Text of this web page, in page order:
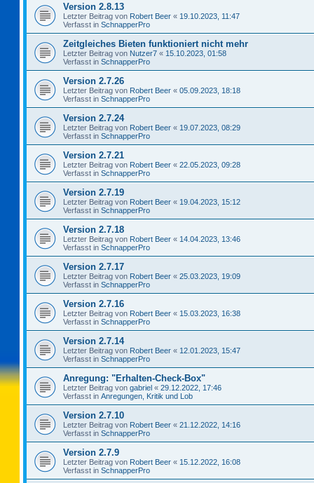
Version 2.8.13
Letzter Beitrag von Robert Beer « 19.10.2023, 11:47
Verfasst in SchnapperPro
Zeitgleiches Bieten funktioniert nicht mehr
Letzter Beitrag von Nutzer7 « 15.10.2023, 01:58
Verfasst in SchnapperPro
Version 2.7.26
Letzter Beitrag von Robert Beer « 05.09.2023, 18:18
Verfasst in SchnapperPro
Version 2.7.24
Letzter Beitrag von Robert Beer « 19.07.2023, 08:29
Verfasst in SchnapperPro
Version 2.7.21
Letzter Beitrag von Robert Beer « 22.05.2023, 09:28
Verfasst in SchnapperPro
Version 2.7.19
Letzter Beitrag von Robert Beer « 19.04.2023, 15:12
Verfasst in SchnapperPro
Version 2.7.18
Letzter Beitrag von Robert Beer « 14.04.2023, 13:46
Verfasst in SchnapperPro
Version 2.7.17
Letzter Beitrag von Robert Beer « 25.03.2023, 19:09
Verfasst in SchnapperPro
Version 2.7.16
Letzter Beitrag von Robert Beer « 15.03.2023, 16:38
Verfasst in SchnapperPro
Version 2.7.14
Letzter Beitrag von Robert Beer « 12.01.2023, 15:47
Verfasst in SchnapperPro
Anregung: "Erhalten-Check-Box"
Letzter Beitrag von gabriel « 29.12.2022, 17:46
Verfasst in Anregungen, Kritik und Lob
Version 2.7.10
Letzter Beitrag von Robert Beer « 21.12.2022, 14:16
Verfasst in SchnapperPro
Version 2.7.9
Letzter Beitrag von Robert Beer « 15.12.2022, 16:08
Verfasst in SchnapperPro